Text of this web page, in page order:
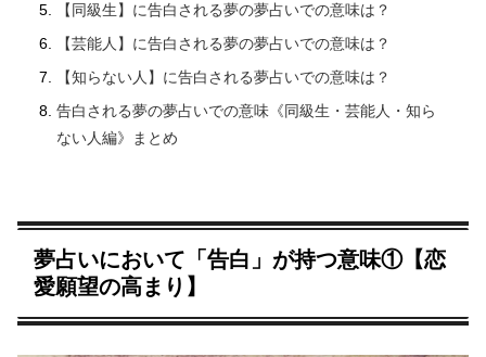
【同級生】に告白される夢の夢占いでの意味は？
【芸能人】に告白される夢の夢占いでの意味は？
【知らない人】に告白される夢占いでの意味は？
告白される夢の夢占いでの意味《同級生・芸能人・知ら
ない人編》まとめ
夢占いにおいて「告白」が持つ意味①【恋
愛願望の高まり】